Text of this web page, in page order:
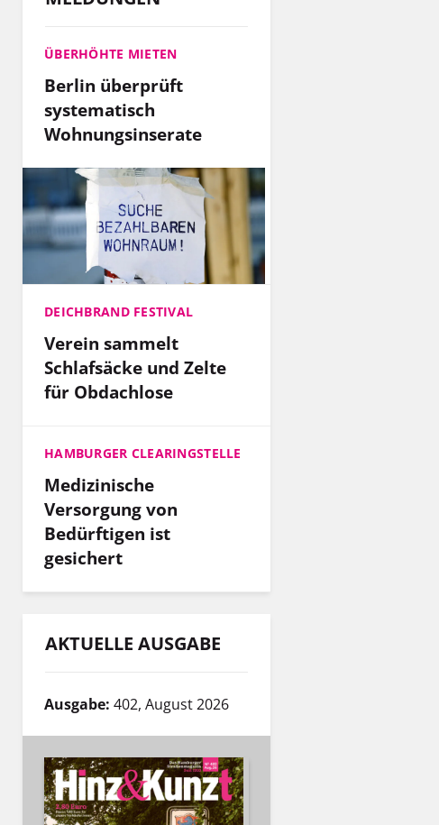
ÜBERHÖHTE MIETEN
Berlin überprüft
systematisch
Wohnungsinserate
DEICHBRAND FESTIVAL
Verein sammelt
Schlafsäcke und Zelte
für Obdachlose
HAMBURGER CLEARINGSTELLE
Medizinische
Versorgung von
Bedürftigen ist
gesichert
AKTUELLE AUSGABE
Ausgabe: 402, August 2026